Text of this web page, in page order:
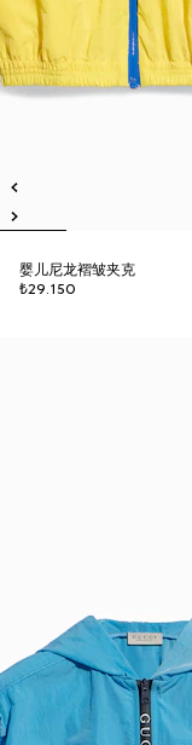
婴儿尼龙褶皱夹克
₺29.150